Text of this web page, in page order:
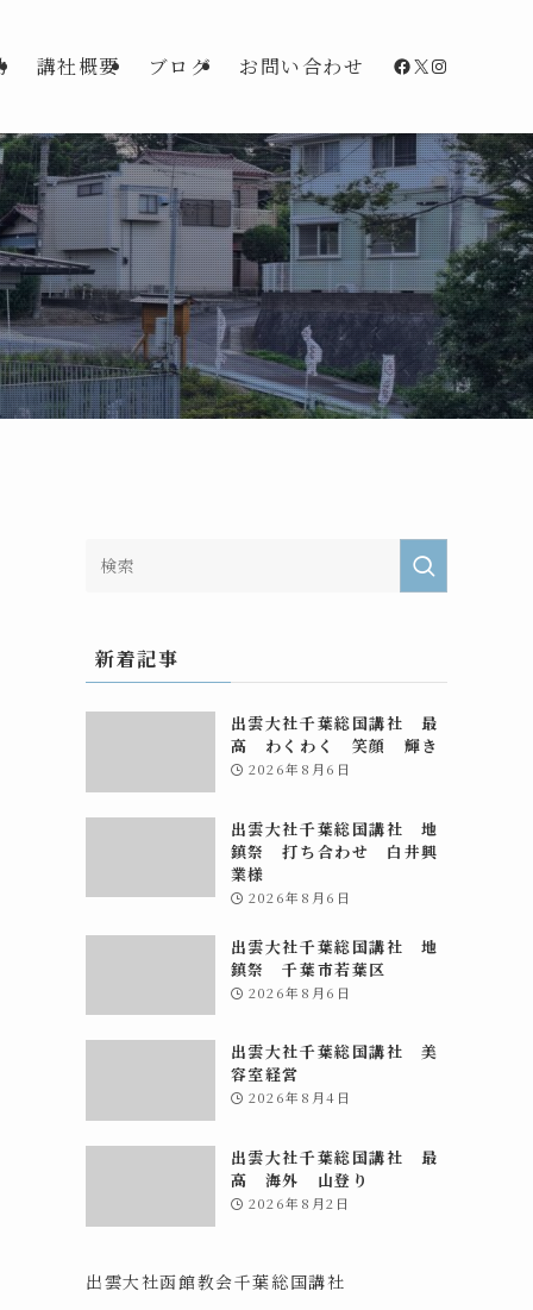
講社概要 ブログ お問い合わせ Facebook
X
新着記事
出雲大社千葉総国講社 最
高 わくわく 笑顔 輝き
2026年8月6日
出雲大社千葉総国講社 地
鎮祭 打ち合わせ 白井興
業様
2026年8月6日
出雲大社千葉総国講社 地
鎮祭 千葉市若葉区
2026年8月6日
出雲大社千葉総国講社 美
容室経営
2026年8月4日
出雲大社千葉総国講社 最
高 海外 山登り
2026年8月2日
出雲大社函館教会千葉総国講社